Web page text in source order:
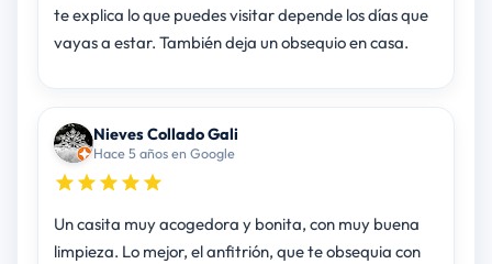
te explica lo que puedes visitar depende los días que
vayas a estar. También deja un obsequio en casa.
Nieves Collado Gali
Hace 5 años en Google
Un casita muy acogedora y bonita, con muy buena
limpieza. Lo mejor, el anfitrión, que te obsequia con